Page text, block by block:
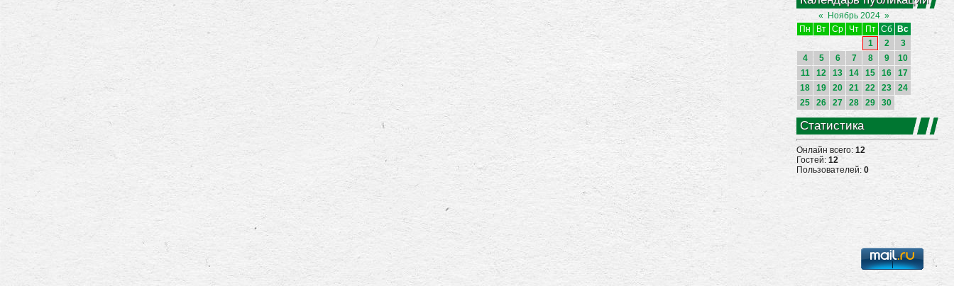
« Ноябрь 2024 »
Пн
Вт Ср Чт Пт Сб
Вс
1
2
3
4
5 6 7 8 9
10
11
12 13 14 15 16
17
18
19 20 21 22 23
24
25
26 27 28 29 30
Статистика
Онлайн всего: 12
Гостей: 12
Пользователей: 0